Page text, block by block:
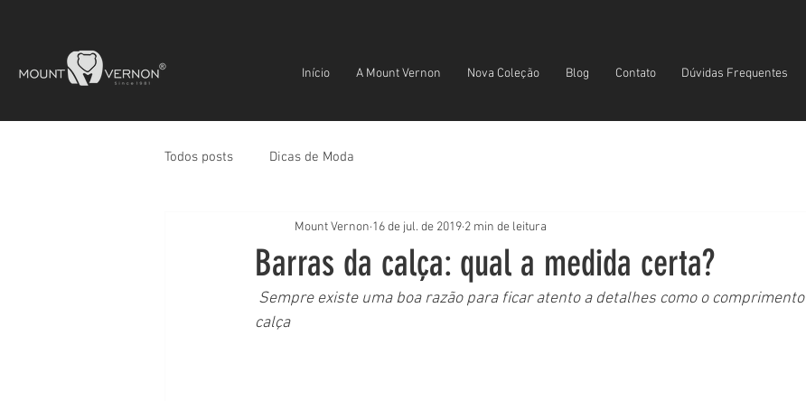
Início A Mount Vernon Nova Coleção Blog Contato Dúvidas Frequentes
Todos posts Dicas de Moda
Barras da calça: qual a medida certa?
Mount Vernon 16 de jul. de 2019 2 min de leitura
Sempre existe uma boa razão para ficar atento a detalhes como o
calça